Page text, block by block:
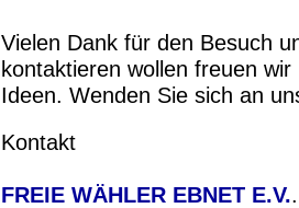
Vielen Dank für den Besuch
kontaktieren wollen freuen
Ideen. Wenden Sie sich an
Kontakt
FREIE WÄHLER EBNET E.V..